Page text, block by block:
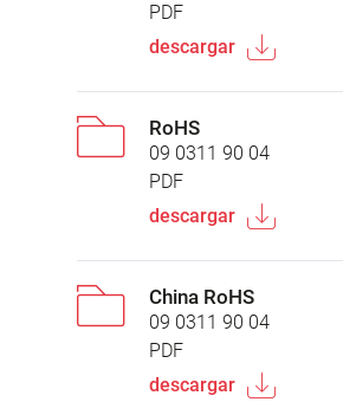
PDF
descargar
RoHS
09 0311 90 04
PDF
descargar
China RoHS
09 0311 90 04
PDF
descargar